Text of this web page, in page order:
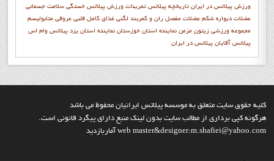
ورزش پيلاتس در ايران تاريخچه پيلاتس تمرينات ورزش پيلاتس خستگی سلامت جسمانی
عضلات دیواره شکم عضلات مفصل ران و کمربند لگنی غذای کامل قلبی عروقی متابوليسم
مجموعه ورزشی زیتون مزمن نماينده استان خوزستان نماينده استان يزد پيلاتس وام اس
پیلاتس آقایان پیلاتس در ایران
کليه حقوق سايت متعلق به موسسه پيلاتس ايرانيان محفوظ مي باشد
هرگونه کپي برداري از مطالب سايت بدون لينک منبع داراي پيگرد قانوني است.
web master&designer:m.shafiei@yahoo.com آماربازديد